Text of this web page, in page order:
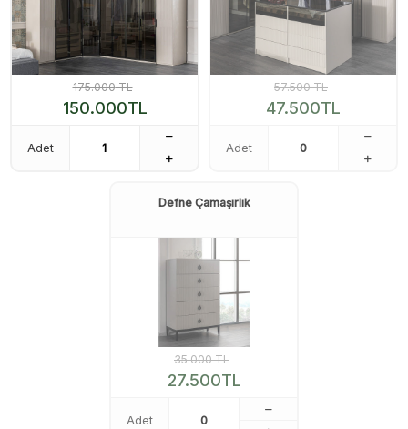
175.000TL
150.000TL
Adet
57.500TL
47.500TL
Adet
Defne Çamaşırlık
35.000TL
27.500TL
Adet